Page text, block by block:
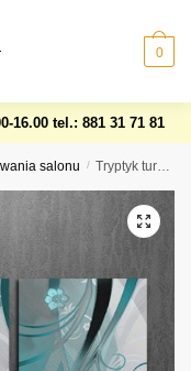
0
16.00 tel.: 881 31 71 81
salonu / Tryptyk turkusowe kwiaty